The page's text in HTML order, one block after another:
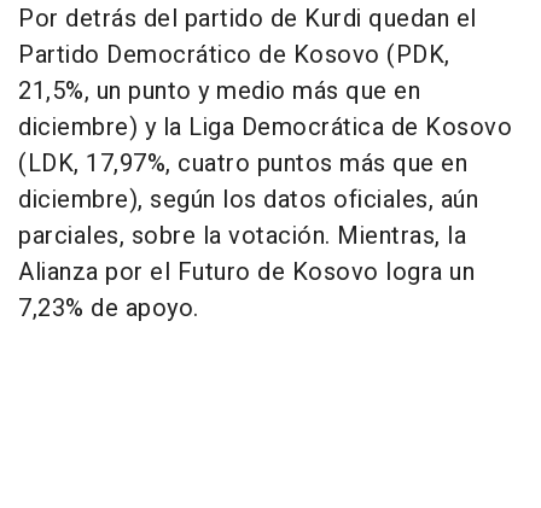
Por detrás del partido de Kurdi quedan el
Partido Democrático de Kosovo (PDK,
21,5%, un punto y medio más que en
diciembre) y la Liga Democrática de Kosovo
(LDK, 17,97%, cuatro puntos más que en
diciembre), según los datos oficiales, aún
parciales, sobre la votación. Mientras, la
Alianza por el Futuro de Kosovo logra un
7,23% de apoyo.